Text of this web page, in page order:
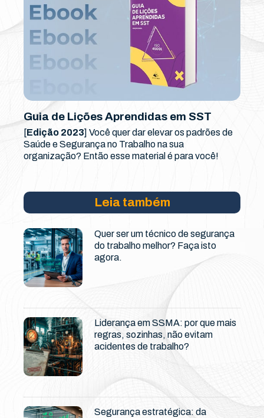
Guia de Lições Aprendidas em SST
[Edição 2023] Você quer dar elevar os padrões de
Saúde e Segurança no Trabalho na sua
organização? Então esse material é para você!
Leia também
Quer ser um técnico de segurança
do trabalho melhor? Faça isto
agora.
Liderança em SSMA: por que mais
regras, sozinhas, não evitam
acidentes de trabalho?
Segurança estratégica: da